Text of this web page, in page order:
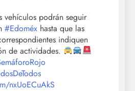
vehículos podrán seguir
#Edoméx hasta que las
indiquen
de actividades.
nxUoECuAkS